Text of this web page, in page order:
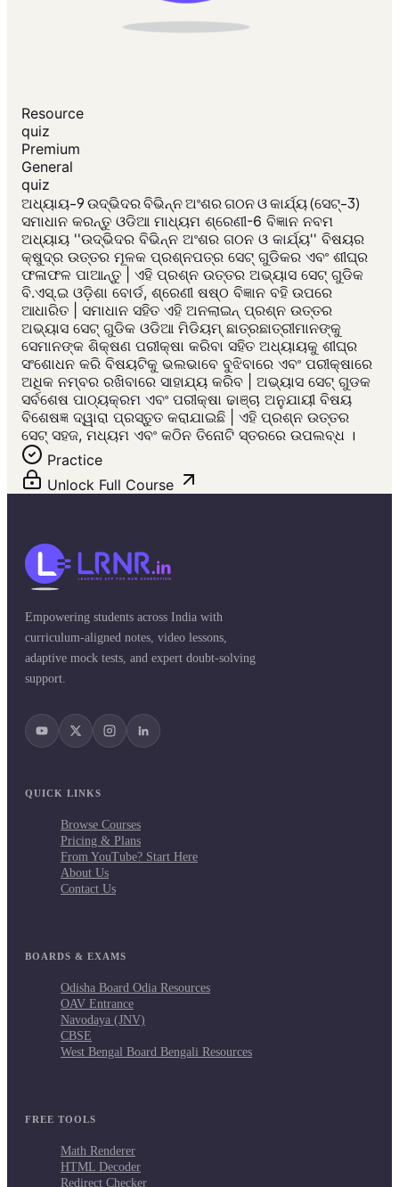
Resource
quiz
Premium
General
quiz
ଅଧ୍ୟାୟ-9 ଉଦ୍ଭିଦର ବିଭିନ୍ନ ଅଂଶର ଗଠନ ଓ କାର୍ଯ୍ୟ (ସେଟ୍-3)
ସମାଧାନ କରନ୍ତୁ ଓଡିଆ ମାଧ୍ୟମ ଶ୍ରେଣୀ-6 ବିଜ୍ଞାନ ନବମ
ଅଧ୍ୟାୟ ''ଉଦ୍ଭିଦର ବିଭିନ୍ନ ଅଂଶର ଗଠନ ଓ କାର୍ଯ୍ୟ'' ବିଷୟର
କ୍ଷୁଦ୍ର ଉତ୍ତର ମୂଳକ ପ୍ରଶ୍ନପତ୍ର ସେଟ୍ ଗୁଡିକର ଏବଂ ଶୀଘ୍ର
ଫଳାଫଳ ପାଆନ୍ତୁ | ଏହି ପ୍ରଶ୍ନ ଉତ୍ତର ଅଭ୍ୟାସ ସେଟ୍ ଗୁଡିକ
ବି.ଏସ୍.ଇ ଓଡ଼ିଶା ବୋର୍ଡ, ଶ୍ରେଣୀ ଷଷ୍ଠ ବିଜ୍ଞାନ ବହି ଉପରେ
ଆଧାରିତ | ସମାଧାନ ସହିତ ଏହି ଅନଲାଇନ୍ ପ୍ରଶ୍ନ ଉତ୍ତର
ଅଭ୍ୟାସ ସେଟ୍ ଗୁଡିକ ଓଡିଆ ମିଡିୟମ୍ ଛାତ୍ରଛାତ୍ରୀମାନଙ୍କୁ
ସେମାନଙ୍କ ଶିକ୍ଷଣ ପରୀକ୍ଷା କରିବା ସହିତ ଅଧ୍ୟାୟକୁ ଶୀଘ୍ର
ସଂଶୋଧନ କରି ବିଷୟଟିକୁ ଭଲଭାବେ ବୁଝିବାରେ ଏବଂ ପରୀକ୍ଷାରେ
ଅଧିକ ନମ୍ବର ରଖିବାରେ ସାହାଯ୍ୟ କରିବ | ଅଭ୍ୟାସ ସେଟ୍ ଗୁଡକ
ସର୍ବଶେଷ ପାଠ୍ୟକ୍ରମ ଏବଂ ପରୀକ୍ଷା ଢାଞ୍ଚା ଅନୁଯାୟୀ ବିଷୟ
ବିଶେଷଜ୍ଞ ଦ୍ୱାରା ପ୍ରସ୍ତୁତ କରାଯାଇଛି | ଏହି ପ୍ରଶ୍ନ ଉତ୍ତର
ସେଟ୍ ସହଜ, ମଧ୍ୟମ ଏବଂ କଠିନ ତିନୋଟି ସ୍ତରରେ ଉପଲବ୍ଧ ।
Practice
Unlock Full Course
Empowering students across India with
curriculum-aligned notes, video lessons,
adaptive mock tests, and expert doubt-solving
support.
QUICK LINKS
Browse Courses
Pricing & Plans
From YouTube? Start Here
About Us
Contact Us
BOARDS & EXAMS
Odisha Board Odia Resources
OAV Entrance
Navodaya (JNV)
CBSE
West Bengal Board Bengali Resources
FREE TOOLS
Math Renderer
HTML Decoder
Redirect Checker